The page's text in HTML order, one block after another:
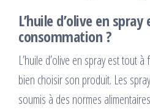
L’huile d’olive en
consommation ?
L’huile d’olive en spray est tout
bien choisir son produit. Les
soumis à des normes